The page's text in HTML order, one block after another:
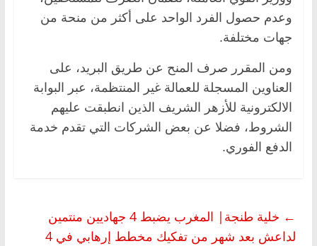
وعدم حصول الفرد الواحد على أكثر من منحة من
جهات مختلفة.
ومن المقرر صرف المنح عن طريق البريد، على
العناوين المسجلة للعمالة غير المنتظمة، عبر البوابة
الالكترونية للأزهر الشريف الذين انطبقت عليهم
الشروط، فضلا عن بعض الشركات التي تقدم خدمة
الدفع الفوري.
←
خلية طنجة| المغرب يضبط 4 جهاديين منتمين
لداعش بعد شهر من تفكيك مخطط إرهابي في 4